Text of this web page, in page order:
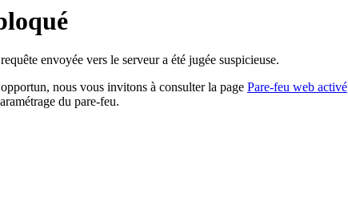
envoyée vers le serveur a été jugée suspicieuse.
nous vous invitons à consulter la page Pare-feu web activé
du pare-feu.